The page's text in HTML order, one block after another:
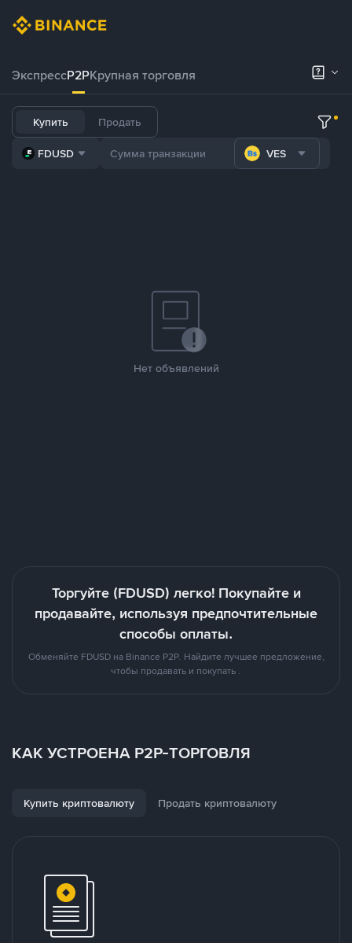
ЭкспрессP2PКрупная торговля
Купить Продать
FDUSD VES
Нет объявлений
Торгуйте (FDUSD) легко! Покупайте и
продавайте, используя предпочтительные
способы оплаты.
Обменяйте FDUSD на Binance P2P. Найдите лучшее предложение,
чтобы продавать и покупать .
КАК УСТРОЕНА P2P-ТОРГОВЛЯ
Купить криптовалюту Продать криптовалюту